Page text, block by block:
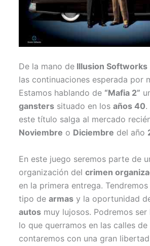
De la mano de Illusion Softworks
las continuaciones esperada por
Estamos hablando de “Mafia 2”
gansters situado en losaños 40.
este título salga al mercado
Noviembre o Diciembre del año
En este juego seremos parte de
organización delcrimen
en la primera entrega.
tipo dearmas y la oportunidad
autos muy lujosos. Podremos
lo que querramos en las calles
contaremos con una gran